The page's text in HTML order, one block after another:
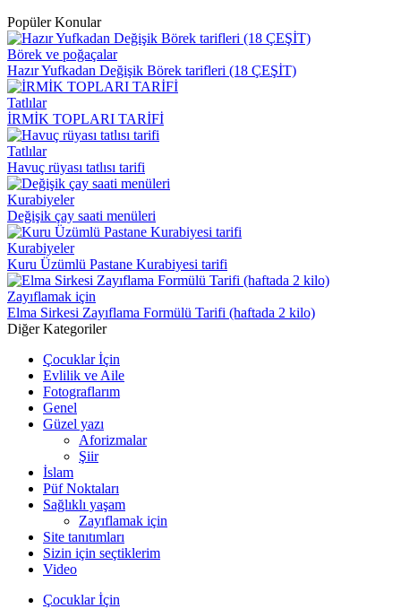
Popüler Konular
Börek ve poğaçalar
Hazır Yufkadan Değişik Börek tarifleri (18 ÇEŞİT)
Tatlılar
İRMİK TOPLARI TARİFİ
Tatlılar
Havuç rüyası tatlısı tarifi
Kurabiyeler
Değişik çay saati menüleri
Kurabiyeler
Kuru Üzümlü Pastane Kurabiyesi tarifi
Zayıflamak için
Elma Sirkesi Zayıflama Formülü Tarifi (haftada 2 kilo)
Diğer Kategoriler
Çocuklar İçin
Evlilik ve Aile
Fotograflarım
Genel
Güzel yazı
Aforizmalar
Şiir
İslam
Püf Noktaları
Sağlıklı yaşam
Zayıflamak için
Site tanıtımları
Sizin için seçtiklerim
Video
Çocuklar İçin